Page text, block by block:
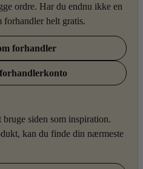
ordre. Har du endnu ikke en
forhandler helt gratis.
forhandler
siden som inspiration.
kan du finde din nærmeste